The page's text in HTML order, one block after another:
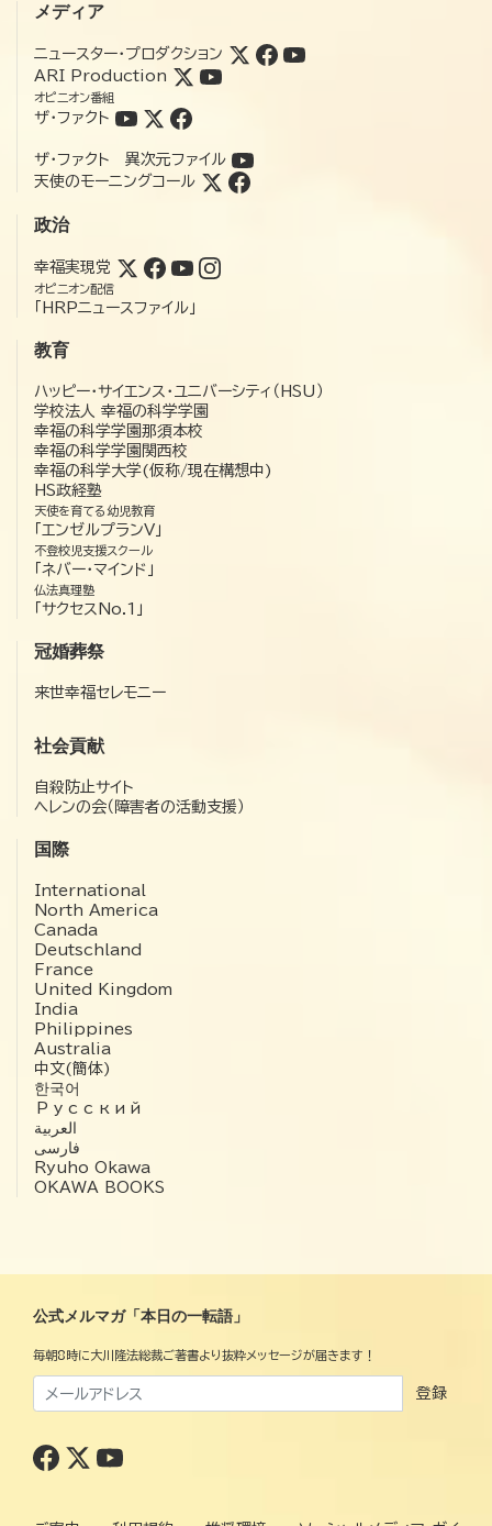
メディア
ニュースター・プロダクション
ARI Production
オピニオン番組
ザ・ファクト
ザ・ファクト 異次元ファイル
天使のモーニングコール
政治
幸福実現党
オピニオン配信
「HRPニュースファイル」
教育
ハッピー・サイエンス・ユニバーシティ（HSU）
学校法人 幸福の科学学園
幸福の科学学園那須本校
幸福の科学学園関西校
幸福の科学大学(仮称/現在構想中)
HS政経塾
天使を育てる幼児教育
「エンゼルプランV」
不登校児支援スクール
「ネバー・マインド」
仏法真理塾
「サクセスNo.1」
冠婚葬祭
来世幸福セレモニー
社会貢献
自殺防止サイト
ヘレンの会（障害者の活動支援）
国際
International
North America
Canada
Deutschland
France
United Kingdom
India
Philippines
Australia
中文(簡体)
한국어
Русский
العربية‏
فارسی
Ryuho Okawa
OKAWA BOOKS
公式メルマガ「本日の一転語」
毎朝8時に大川隆法総裁ご著書より抜粋メッセージが届きます！
登録